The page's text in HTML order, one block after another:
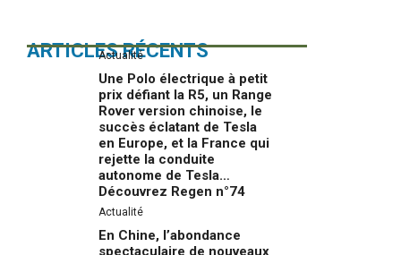
ARTICLES RÉCENTS
Actualité
Une Polo électrique à petit
prix défiant la R5, un Range
Rover version chinoise, le
succès éclatant de Tesla
en Europe, et la France qui
rejette la conduite
autonome de Tesla…
Découvrez Regen n°74
Actualité
En Chine, l’abondance
spectaculaire de nouveaux